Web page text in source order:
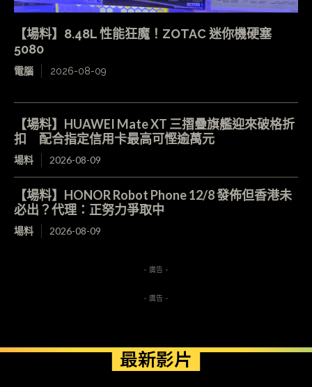
【場料】8.48L 性能狂魔！ZOTAC 迷你機硬塞
5080
電腦 2026-08-09
【場料】HUAWEI Mate XT 三摺疊旗艦迎來破格折
扣 配合指定信用卡最高可慳逾萬元
場料 2026-08-09
【場料】HONOR Robot Phone 12/8 發佈但香港未
必出？代理：正努力爭取中
場料 2026-08-09
- 廣告 -
- 廣告 -
最新影片